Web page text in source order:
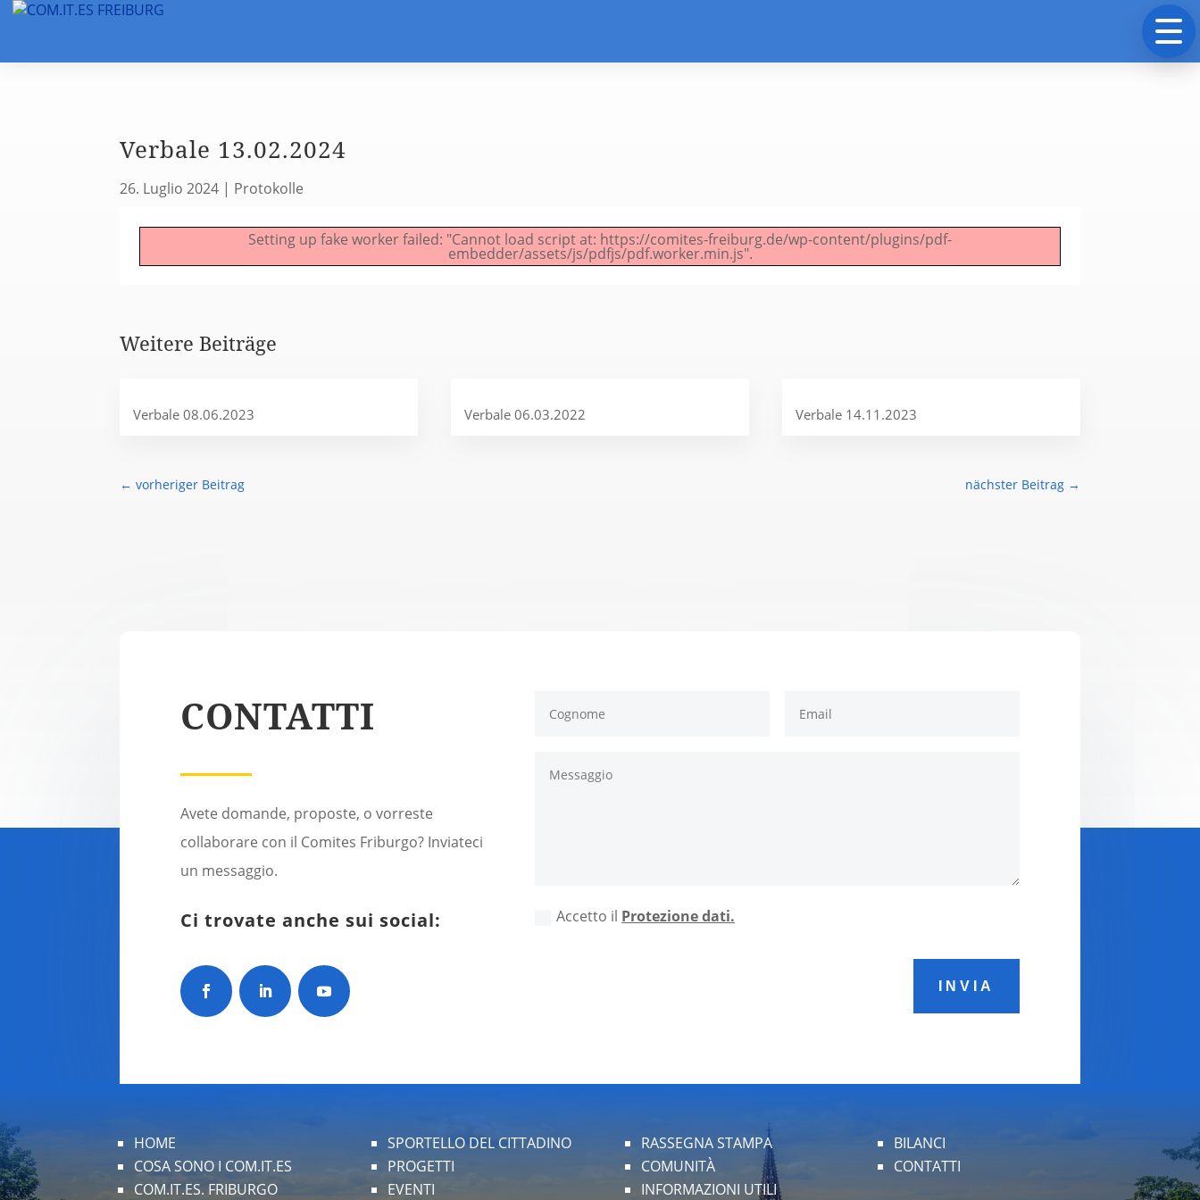
Verbale 13.02.2024
26. Luglio 2024 | Protokolle
Setting up fake worker failed: "Cannot load script at: https://comites-freiburg.de/wp-content/plugins/pdf-
embedder/assets/js/pdfjs/pdf.worker.min.js".
Weitere Beiträge
Verbale 08.06.2023 Verbale 06.03.2022 Verbale 14.11.2023
←vorheriger Beitrag nächster Beitrag→
CONTATTI
Avete domande, proposte, o vorreste
collaborare con il Comites Friburgo? Inviateci
un messaggio.
Ci trovate anche sui social: Accetto il Protezione dati.
INVIA
HOME
COSA SONO I COM.IT.ES
COM.IT.ES. FRIBURGO
SPORTELLO DEL CITTADINO
PROGETTI
EVENTI
RASSEGNA STAMPA
COMUNITÀ
INFORMAZIONI UTILI
BILANCI
CONTATTI